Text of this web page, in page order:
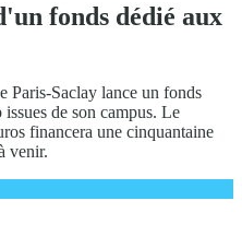
fonds dédié aux
Paris-Saclay lance un fonds
de son campus. Le
financera une cinquantaine
venir.